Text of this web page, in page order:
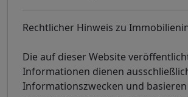
Rechtlicher Hinweis zu
Die auf dieser Website
Informationen dienen
Informationszwecken und